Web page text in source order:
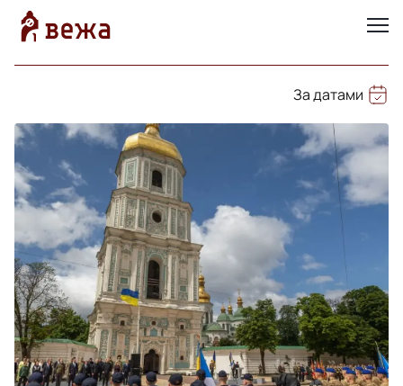
За датами